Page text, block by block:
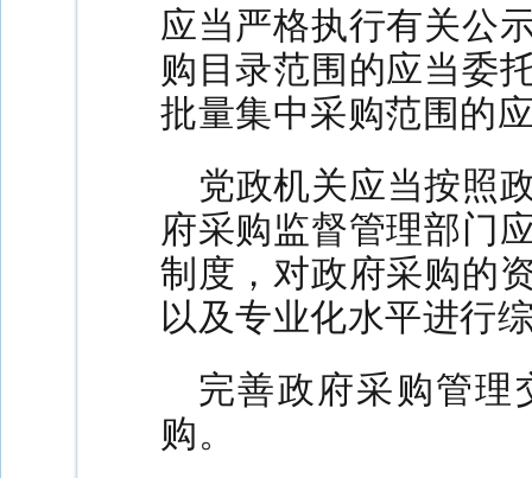
应当严格执行有关公
购目录范围的应当委
批量集中采购范围的
党政机关应当按照
府采购监督管理部门
制度，对政府采购的
以及专业化水平进行
完善政府采购管
购。